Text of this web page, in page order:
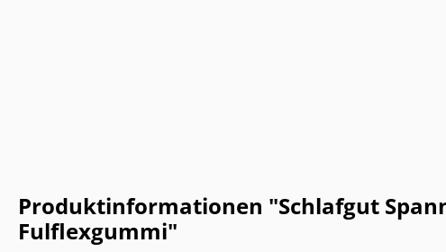
Produktinformationen "Schlafgut
Fulflexgummi"